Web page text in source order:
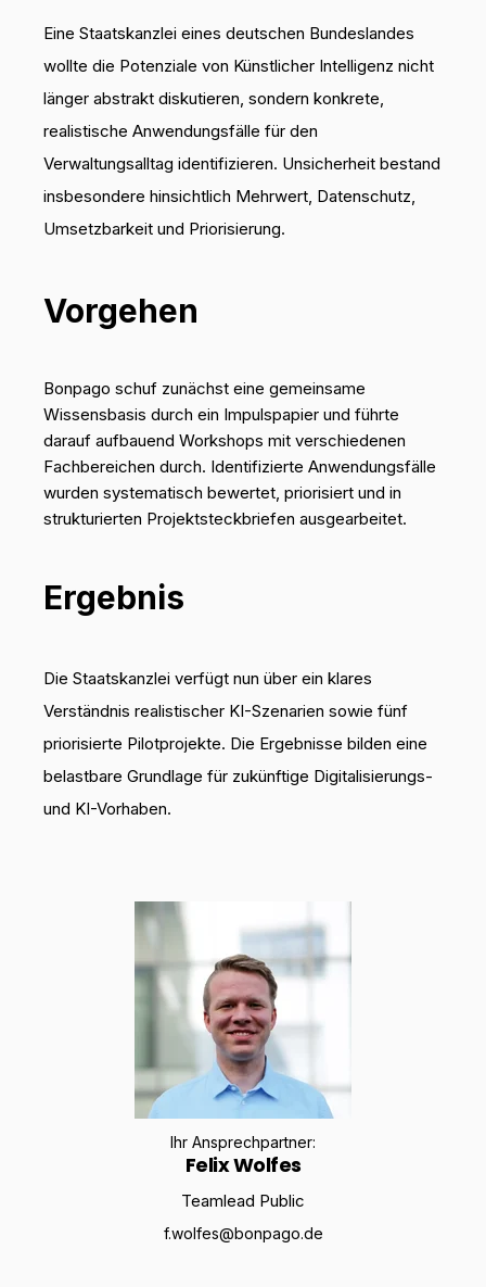
Eine Staatskanzlei eines deutschen Bundeslandes
wollte die Potenziale von Künstlicher Intelligenz nicht
länger abstrakt diskutieren, sondern konkrete,
realistische Anwendungsfälle für den
Verwaltungsalltag identifizieren. Unsicherheit bestand
insbesondere hinsichtlich Mehrwert, Datenschutz,
Umsetzbarkeit und Priorisierung.
Vorgehen
Bonpago schuf zunächst eine gemeinsame
Wissensbasis durch ein Impulspapier und führte
darauf aufbauend Workshops mit verschiedenen
Fachbereichen durch. Identifizierte Anwendungsfälle
wurden systematisch bewertet, priorisiert und in
strukturierten Projektsteckbriefen ausgearbeitet.
Ergebnis
Die Staatskanzlei verfügt nun über ein klares
Verständnis realistischer KI-Szenarien sowie fünf
priorisierte Pilotprojekte. Die Ergebnisse bilden eine
belastbare Grundlage für zukünftige Digitalisierungs-
und KI-Vorhaben.
Ihr Ansprechpartner:
Felix Wolfes
Teamlead Public
f.wolfes@bonpago.de